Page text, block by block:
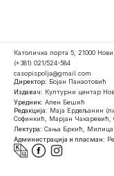
Католичка порта 5, 21000
(+381) 021/524-584
casopispolja@gmail.com
Директор: Бојан Панаотовић
Издавач: Културни центар
Уредник: Ален Бешић
Редакција: Маја Ердељанин
Софинкић, Марјан Чакаревић,
Лектура: Сања Бркић, Милица
Администрација и пласман: